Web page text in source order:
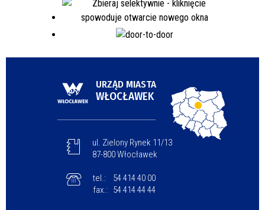
URZĄD MIASTA
WŁOCŁAWEK
ul. Zielony Rynek 11/13
87-800 Włocławek
tel.:
54 414 40 00
fax.:
54 414 44 44